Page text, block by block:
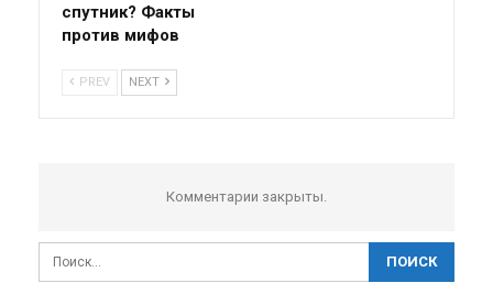
спутник? Факты
против мифов
PREV NEXT
Комментарии закрыты.